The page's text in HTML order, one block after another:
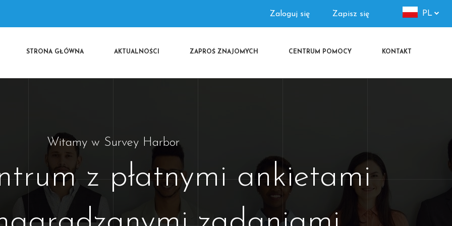
Authorization
menu
Zaloguj się Zapisz się PL
KONTAKT
CENTRUM POMOCY
ZAPROŚ ZNAJOMYCH
AKTUALNOŚCI
STRONA GŁÓWNA
Witamy w Survey Harbor
z płatnymi ankietami